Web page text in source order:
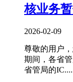
核业务
2026-02-09
尊敬的用户
期间，各省
省管局的